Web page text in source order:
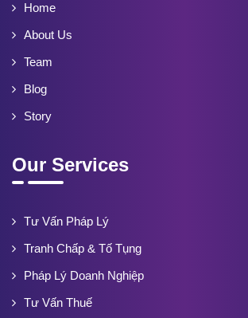
Home
About Us
Team
Blog
Story
Our Services
Tư Vấn Pháp Lý
Tranh Chấp & Tố Tụng
Pháp Lý Doanh Nghiệp
Tư Vấn Thuế